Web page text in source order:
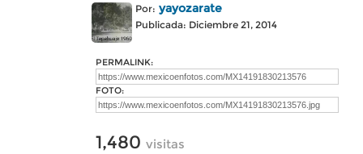
Por: yayozarate
Publicada: Diciembre 21, 2014
PERMALINK:
FOTO:
1,480 visitas